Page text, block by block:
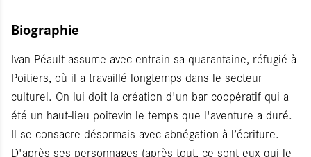
Biographie
Ivan Péault assume avec entrain sa quarantaine, réfugié à
Poitiers, où il a travaillé longtemps dans le secteur
culturel. On lui doit la création d'un bar coopératif qui a
été un haut-lieu poitevin le temps que l'aventure a duré.
Il se consacre désormais avec abnégation à l’écriture.
D'après ses personnages (après tout, ce sont eux qui le